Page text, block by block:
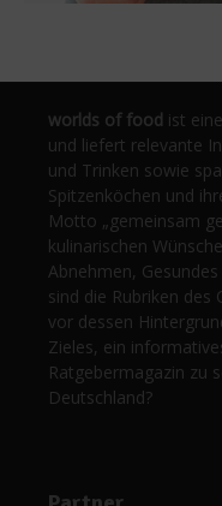
worlds of food ist
und liefert relevante
und Trinken sowie
Spitzenköchen und
Motto „gemeinsam
kulinarischen
Abnehmen,
sind die Rubriken des
vor dessen
Zieles, ein
Ratgebermagazin zu
Deutschland?